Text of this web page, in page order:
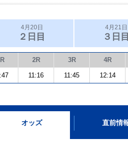
4月20日
２日目
4月21日
３日目
2R 3R 4R
11:16 11:45 12:14
オッズ 直前情